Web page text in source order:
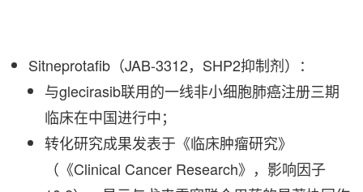
Sitneprotafib（JAB-3312，SHP2抑制剂）：
与glecirasib联用的一线非小细胞肺癌注册三期
临床在中国进行中；
转化研究成果发表于《临床肿瘤研究》
（《Clinical Cancer Research》，影响因子